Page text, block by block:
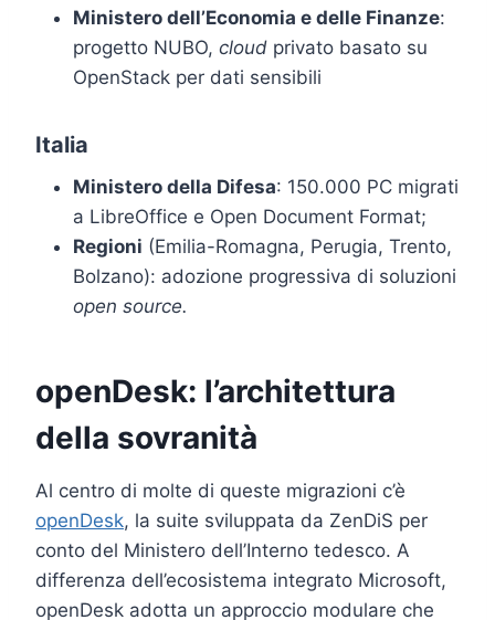
Ministero dell’Economia e delle Finanze:
progetto NUBO, cloud privato basato su
OpenStack per dati sensibili
Italia
Ministero della Difesa: 150.000 PC migrati
a LibreOffice e Open Document Format;
Regioni (Emilia-Romagna, Perugia, Trento,
Bolzano): adozione progressiva di soluzioni
open source.
openDesk: l’architettura
della sovranità
Al centro di molte di queste migrazioni c’è
openDesk, la suite sviluppata da ZenDiS per
conto del Ministero dell’Interno tedesco. A
differenza dell’ecosistema integrato Microsoft,
openDesk adotta un approccio modulare che